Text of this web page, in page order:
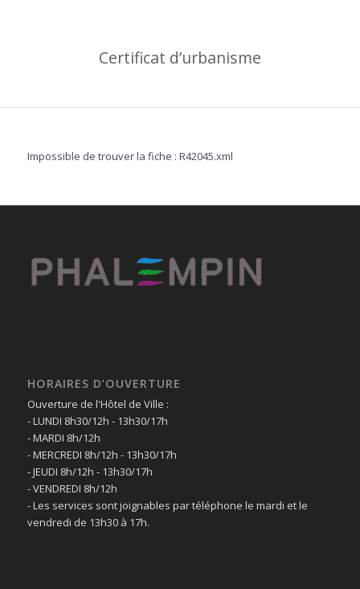
Certificat d’urbanisme
Impossible de trouver la fiche : R42045.xml
HORAIRES D’OUVERTURE
Ouverture de l'Hôtel de Ville :
- LUNDI 8h30/12h - 13h30/17h
- MARDI 8h/12h
- MERCREDI 8h/12h - 13h30/17h
- JEUDI 8h/12h - 13h30/17h
- VENDREDI 8h/12h
- Les services sont joignables par téléphone le mardi et le
vendredi de 13h30 à 17h.